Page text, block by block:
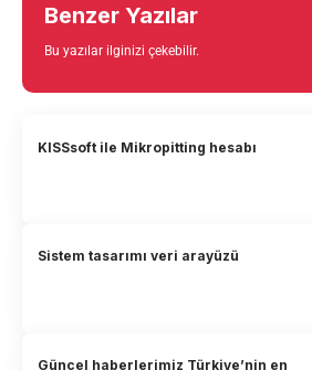
Benzer Yazılar
Bu yazılar ilginizi çekebilir.
KISSsoft ile Mikropitting hesabı
Sistem tasarımı veri arayüzü
Güncel haberlerimiz Türkiye’nin en